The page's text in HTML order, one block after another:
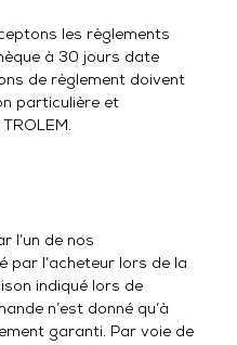
les règlements
à 30 jours date
de règlement doivent
particulière et
l’un de nos
par l’acheteur lors de la
indiqué lors de
n’est donné qu’à
garanti. Par voie de